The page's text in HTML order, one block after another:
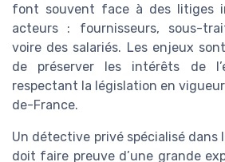
font souvent face à des litiges
acteurs : fournisseurs, sous-
voire des salariés. Les enjeux
de préserver les intérêts de
respectant la législation en
de-France.
Un détective privé spécialisé
doit faire preuve d’une grande